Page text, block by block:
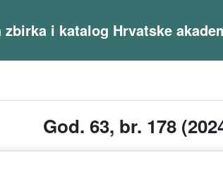
zbirka i katalog Hrvatske
God. 63, br. 178